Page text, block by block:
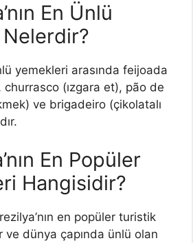
En Ünlü
yemekleri arasında feijoada
(ızgara et), pão de
ve brigadeiro (çikolatalı
En Popüler
Hangisidir?
en popüler turistik
dünya çapında ünlü olan